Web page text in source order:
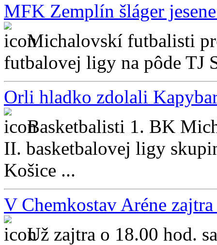
MFK Zemplín šláger
Michalovskí futbalisti
futbalovej ligy na pôde TJ
Orli hladko zdolali
Basketbalisti 1. BK
II. basketbalovej ligy
Košice ...
V Chemkostav Aréne
Už zajtra o 18.00 hod.